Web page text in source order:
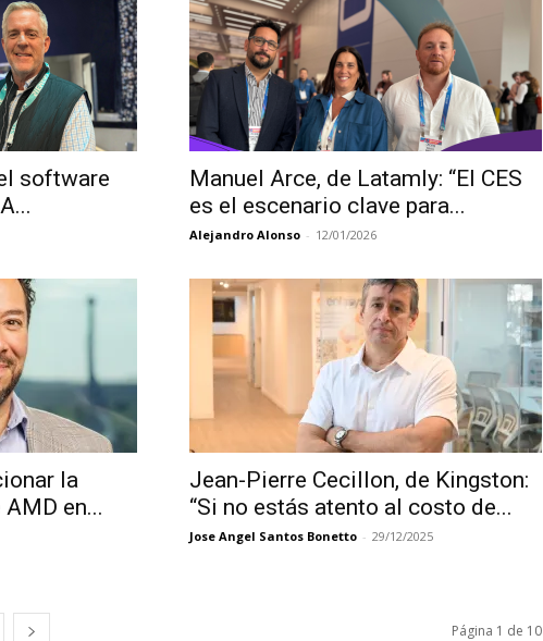
software
Manuel Arce, de Latamly: “El CES
es el escenario clave para...
Alejandro Alonso - 12/01/2026
la
en...
Jean-Pierre Cecillon, de Kingston:
“Si no estás atento al costo de...
Jose Angel Santos Bonetto - 29/12/2025
Página 1 de 10